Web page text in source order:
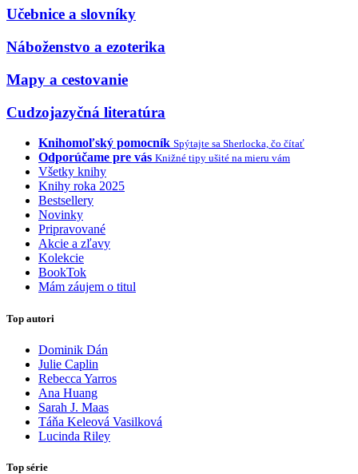
Učebnice a slovníky
Náboženstvo a ezoterika
Mapy a cestovanie
Cudzojazyčná literatúra
Knihomoľský pomocník Spýtajte sa Sherlocka, čo čítať
Odporúčame pre vás Knižné tipy ušité na mieru vám
Všetky knihy
Knihy roka 2025
Bestsellery
Novinky
Pripravované
Akcie a zľavy
Kolekcie
BookTok
Mám záujem o titul
Top autori
Dominik Dán
Julie Caplin
Rebecca Yarros
Ana Huang
Sarah J. Maas
Táňa Keleová Vasilková
Lucinda Riley
Top série